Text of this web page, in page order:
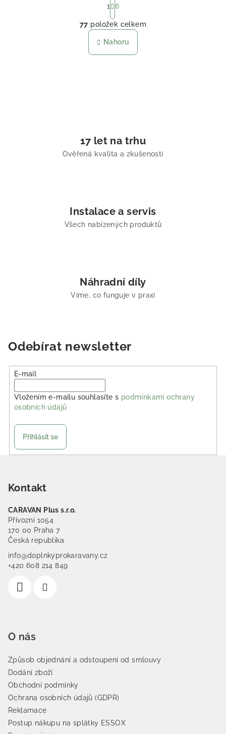
Ovládací prvky výpisu
1 6
77 položek celkem
Nahoru
17 let na trhu
Ověřená kvalita a zkušenosti
Instalace a servis
Všech nabízených produktů
Náhradní díly
Víme, co funguje v praxi
Odebírat newsletter
E-mail
Vložením e-mailu souhlasíte s podmínkami ochrany
osobních údajů
Přihlásit se
Kontakt
CARAVAN Plus s.r.o.
Přívozní 1054
170 00 Praha 7
Česká republika
info@doplnkyprokaravany.cz
+420 608 214 849
O nás
Způsob objednání a odstoupení od smlouvy
Dodání zboží
Obchodní podmínky
Ochrana osobních údajů (GDPR)
Reklamace
Postup nákupu na splátky ESSOX